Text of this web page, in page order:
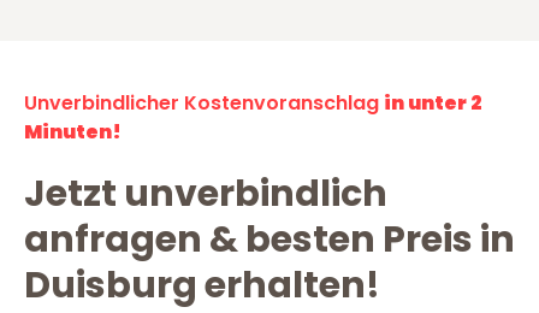
Unverbindlicher Kostenvoranschlag in unter 2
Minuten!
Jetzt unverbindlich
anfragen & besten Preis in
Duisburg erhalten!